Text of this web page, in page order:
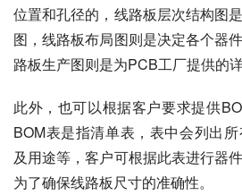
位置和孔径的，线路板层次结构图
图，线路板布局图则是决定各个器
路板生产图则是为PCB工厂提供的
此外，也可以根据客户要求提供
BOM表是指清单表，表中会列出
及用途等，客户可根据此表进行器
为了确保线路板尺寸的准确性。